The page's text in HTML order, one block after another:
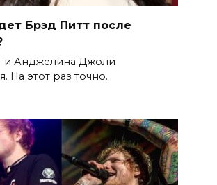
Брэд Питт после
и Анджелина Джоли
На этот раз точно.